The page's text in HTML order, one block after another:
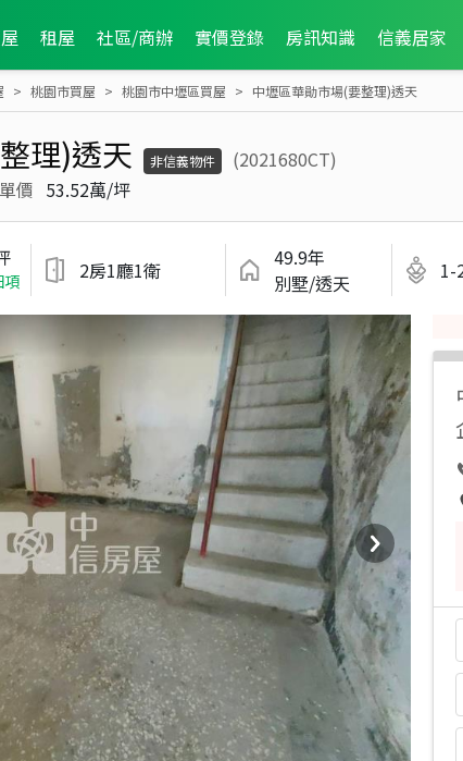
租屋 社區/商辦 實價登錄 房訊知識 信義居家
桃園市買屋 桃園市中壢區買屋 中壢區華勛市場(要整理)透天
理)透天 非信義物件
(2021680CT)
價 53.52萬/坪
項 2房1廳1衛
49.9年
別墅/透天
1-